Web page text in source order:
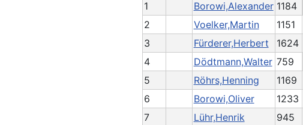
1
Borowi,Alexander 1184
2
Voelker,Martin 1151
3
Fürderer,Herbert 1624
4
Dödtmann,Walter 759
5
Röhrs,Henning 1169
6
Borowi,Oliver
1233
7
Lühr,Henrik 945